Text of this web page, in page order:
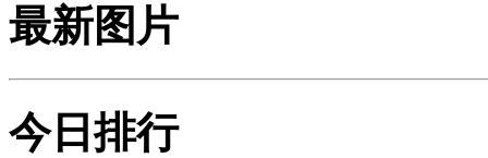
最新图片
今日排行